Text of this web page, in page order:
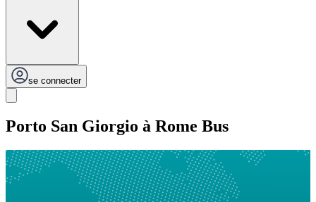
se connecter
Porto San Giorgio à Rome Bus